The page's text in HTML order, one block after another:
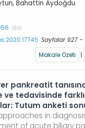
Bahattin Aydoğdu
doi:
Sayfalar 927 -
Makale Özeti
|
pankreatit
ve tedavisinde farklı
Tutum anketi
in
of acute biliary